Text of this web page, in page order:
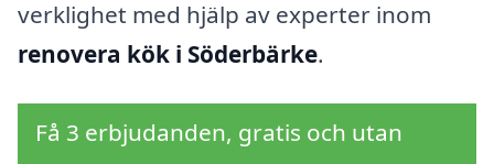
verklighet med hjälp av experter inom
renovera kök i Söderbärke.
Få 3 erbjudanden, gratis och utan